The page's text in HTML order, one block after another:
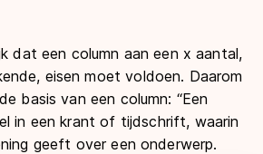
dat een column aan een x aantal,
eisen moet voldoen. Daarom
basis van een column: “Een
in een krant of tijdschrift, waarin
geeft over een onderwerp.